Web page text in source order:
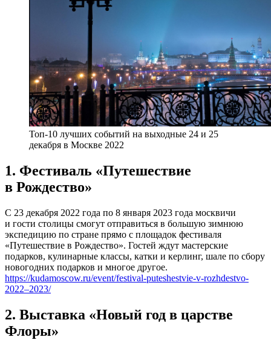
Топ-10 лучших событий на выходные 24 и 25
декабря в Москве 2022
1. Фестиваль «Путешествие
в Рождество»
С 23 декабря 2022 года по 8 января 2023 года москвичи
и гости столицы смогут отправиться в большую зимнюю
экспедицию по стране прямо с площадок фестиваля
«Путешествие в Рождество». Гостей ждут мастерские
подарков, кулинарные классы, катки и керлинг, шале по сбору
новогодних подарков и многое другое.
https://kudamoscow.ru/event/festival-puteshestvie-v-rozhdestvo-
2022–2023/
2. Выставка «Новый год в царстве
Флоры»